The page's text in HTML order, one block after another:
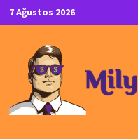
İçeriğe
geç
7 Ağustos 2026